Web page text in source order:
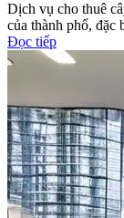
Dịch vụ cho thuê
của thành phố,
Đọc tiếp